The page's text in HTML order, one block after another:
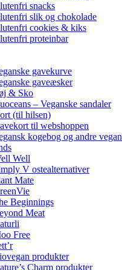
snacks
slik og chokolade
cookies & kiks
proteinbar
gavekurve
gaveæsker
& Sko
– Veganske sandaler
(til hilsen)
til webshoppen
kogebog og andre
Well
V ostealternativer
Mate
Beginnings
Meat
Free
produkter
Charm produkter